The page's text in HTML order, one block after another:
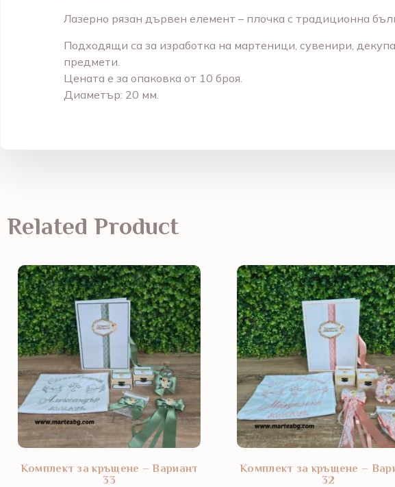
Лазерно рязан дървен елемент – плочка с традиционна
Подходящи са за изработка на мартеници, сувенири,
предмети.
Цената е за опаковка от 10 броя.
Диаметър: 20 мм.
Related Product
Комплект за кръщене – Вариант
33
Комплект за кръщене –
32